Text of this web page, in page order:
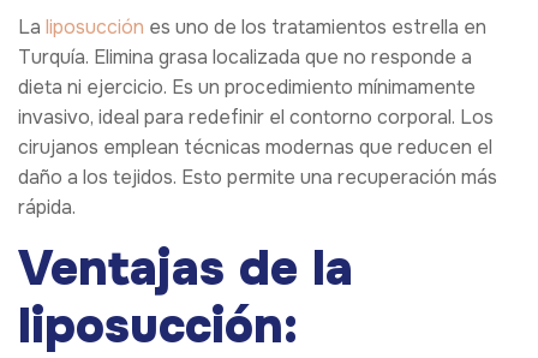
La liposucción es uno de los tratamientos estrella en
Turquía. Elimina grasa localizada que no responde a
dieta ni ejercicio. Es un procedimiento mínimamente
invasivo, ideal para redefinir el contorno corporal. Los
cirujanos emplean técnicas modernas que reducen el
daño a los tejidos. Esto permite una recuperación más
rápida.
Ventajas de la
liposucción: